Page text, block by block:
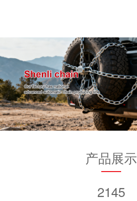
产品展示
2145